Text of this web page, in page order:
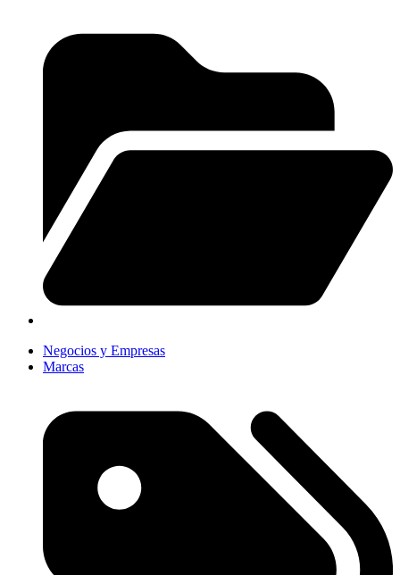
Negocios y Empresas
Marcas